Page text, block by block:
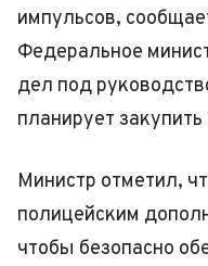
импульсов,
Федеральное
дел под
планирует
Министр отметил,
полицейским
чтобы безопасно